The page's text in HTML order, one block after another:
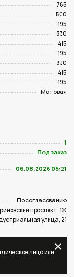
785
500
195
330
415
195
330
415
195
Матовая
1
Под заказ
06.08.2026 05:21
По согласованию
проспект, 1Ж
улица, 21
лицо или